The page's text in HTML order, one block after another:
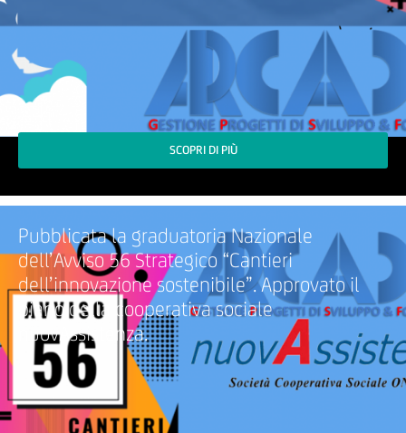
SCOPRI DI PIÙ
Pubblicata la graduatoria Nazionale
dell’Avviso 56 Strategico “Cantieri
dell’innovazione sostenibile”. Approvato il
piano della cooperativa sociale
nuovAssistenza.